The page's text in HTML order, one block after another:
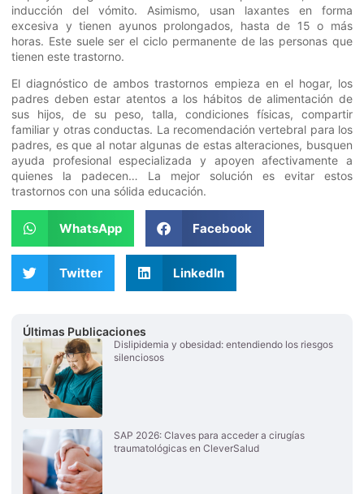
inducción del vómito. Asimismo, usan laxantes en forma
excesiva y tienen ayunos prolongados, hasta de 15 o más
horas. Este suele ser el ciclo permanente de las personas que
tienen este trastorno.
El diagnóstico de ambos trastornos empieza en el hogar, los
padres deben estar atentos a los hábitos de alimentación de
sus hijos, de su peso, talla, condiciones físicas, compartir
familiar y otras conductas. La recomendación vertebral para los
padres, es que al notar algunas de estas alteraciones, busquen
ayuda profesional especializada y apoyen afectivamente a
quienes la padecen… La mejor solución es evitar estos
trastornos con una sólida educación.
WhatsApp Facebook
Twitter LinkedIn
Últimas Publicaciones
Dislipidemia y obesidad: entendiendo los riesgos
silenciosos
SAP 2026: Claves para acceder a cirugías
traumatológicas en CleverSalud